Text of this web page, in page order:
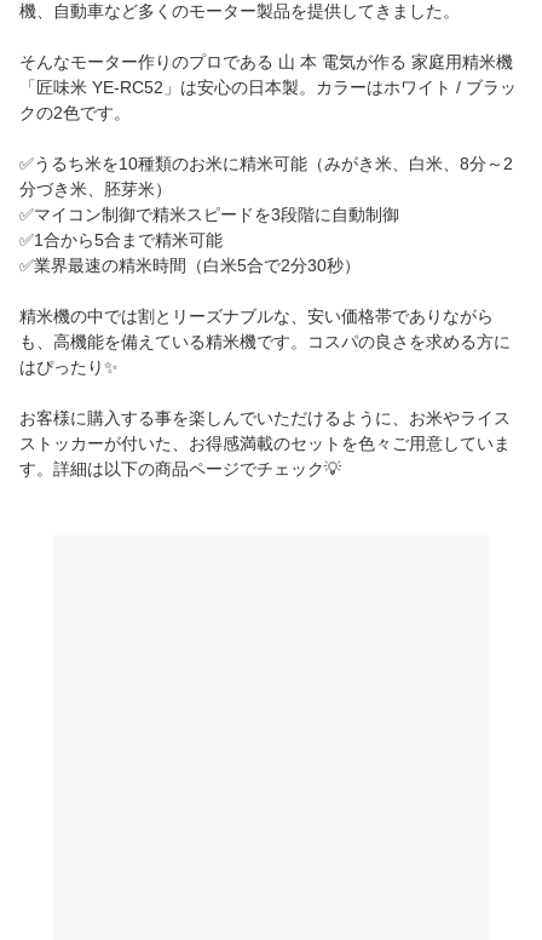
機、自動車など多くのモーター製品を提供してきました。
そんなモーター作りのプロである 山 本 電気が作る 家庭用精米機
「匠味米 YE-RC52」は安心の日本製。カラーはホワイト / ブラッ
クの2色です。
✅うるち米を10種類のお米に精米可能（みがき米、白米、8分～2
分づき米、胚芽米）
✅マイコン制御で精米スピードを3段階に自動制御
✅1合から5合まで精米可能
✅業界最速の精米時間（白米5合で2分30秒）
精米機の中では割とリーズナブルな、安い価格帯でありながら
も、高機能を備えている精米機です。コスパの良さを求める方に
はぴったり✨
お客様に購入する事を楽しんでいただけるように、お米やライス
ストッカーが付いた、お得感満載のセットを色々ご用意していま
す。詳細は以下の商品ページでチェック💡